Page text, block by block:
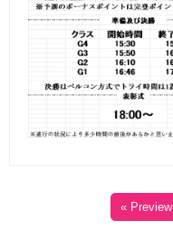
« Preview